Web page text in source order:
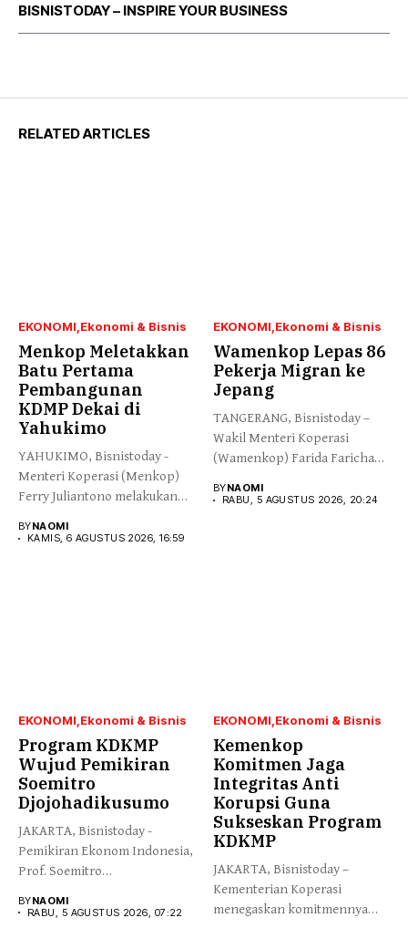
BISNISTODAY – INSPIRE YOUR BUSINESS
RELATED ARTICLES
EKONOMI Ekonomi & Bisnis
Menkop Meletakkan
Batu Pertama
Pembangunan
KDMP Dekai di
Yahukimo
YAHUKIMO, Bisnistoday -
Menteri Koperasi (Menkop)
Ferry Juliantono melakukan
BYNAOMI
KAMIS, 6 AGUSTUS 2026, 16:59
EKONOMI Ekonomi & Bisnis
Wamenkop Lepas 86
Pekerja Migran ke
Jepang
TANGERANG, Bisnistoday –
Wakil Menteri Koperasi
(Wamenkop) Farida Farichah
BYNAOMI
RABU, 5 AGUSTUS 2026, 20:24
EKONOMI Ekonomi & Bisnis
Program KDKMP
Wujud Pemikiran
Soemitro
Djojohadikusumo
JAKARTA, Bisnistoday -
Pemikiran Ekonom Indonesia,
Prof. Soemitro
menegaskan kemerdekaan...
BYNAOMI
RABU, 5 AGUSTUS 2026, 07:22
EKONOMI Ekonomi & Bisnis
Kemenkop
Komitmen Jaga
Integritas Anti
Korupsi Guna
Sukseskan Program
KDKMP
JAKARTA, Bisnistoday –
Kementerian Koperasi
menegaskan komitmennya